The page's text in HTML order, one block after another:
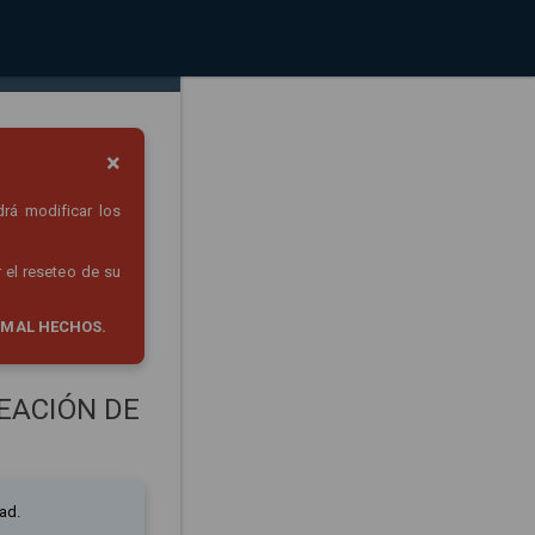
×
modificar los
el reseteo de su
HECHOS.
DE